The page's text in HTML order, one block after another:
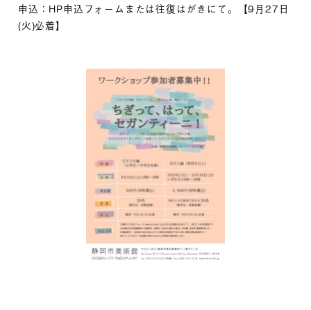
申込：HP申込フォームまたは往復はがきにて。【9月27日
(火)必着】